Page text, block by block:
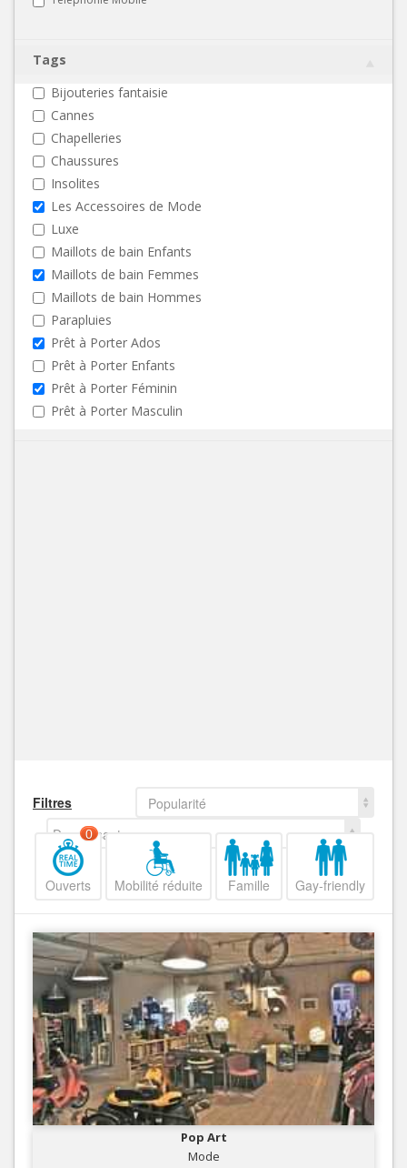
Tags
Bijouteries fantaisie
Cannes
Chapelleries
Chaussures
Insolites
Les Accessoires de Mode
Luxe
Maillots de bain Enfants
Maillots de bain Femmes
Maillots de bain Hommes
Parapluies
Prêt à Porter Ados
Prêt à Porter Enfants
Prêt à Porter Féminin
Prêt à Porter Masculin
Filtres
Popularité
Decroissant
Ouverts
0
Mobilité réduite Famille Gay-friendly
Pop Art
Mode